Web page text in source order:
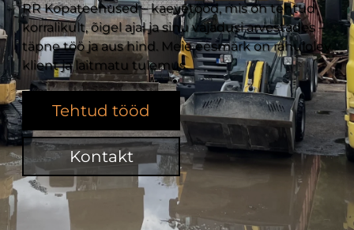
RR Kopateenused – kaevetööd, mis on tehtud
korralikult, õigel ajal ja sinu vajadusi arvestades –
täpne töö ja aus hind. Meie eesmärk on rahulolev
klient ja laitmatu tulemus.
Tehtud tööd
Kontakt